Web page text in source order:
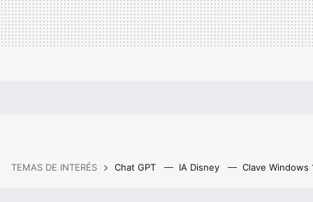
TEMAS DE INTERÉS Chat GPT IA Disney Clave Windows